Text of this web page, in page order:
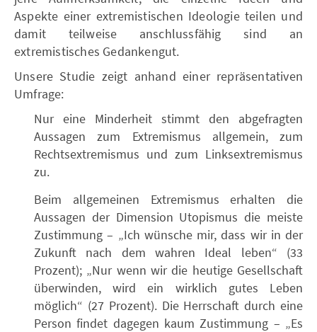
Aspekte einer extremistischen Ideologie teilen und
damit teilweise anschlussfähig sind an
extremistisches Gedankengut.
Unsere Studie zeigt anhand einer repräsentativen
Umfrage:
Nur eine Minderheit stimmt den abgefragten
Aussagen zum Extremismus allgemein, zum
Rechtsextremismus und zum Linksextremismus
zu.
Beim allgemeinen Extremismus erhalten die
Aussagen der Dimension Utopismus die meiste
Zustimmung – „Ich wünsche mir, dass wir in der
Zukunft nach dem wahren Ideal leben“ (33
Prozent); „Nur wenn wir die heutige Gesellschaft
überwinden, wird ein wirklich gutes Leben
möglich“ (27 Prozent). Die Herrschaft durch eine
Person findet dagegen kaum Zustimmung – „Es